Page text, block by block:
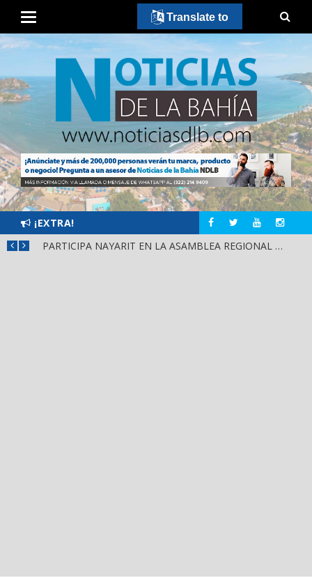
¡EXTRA!
¡IXTLÁN DEL RÍO CIERRA FILAS CON HÉCTOR SANTANA!
Translate to